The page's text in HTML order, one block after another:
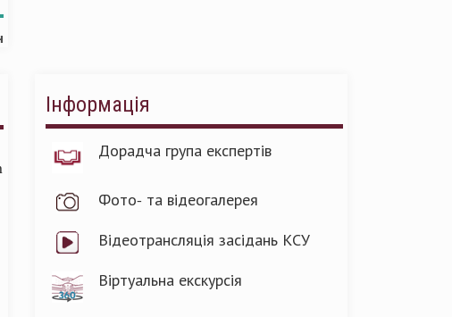
Інформація
Дорадча група експертів
Фото- та відеогалерея
Відеотрансляція засідань КСУ
Віртуальна екскурсія